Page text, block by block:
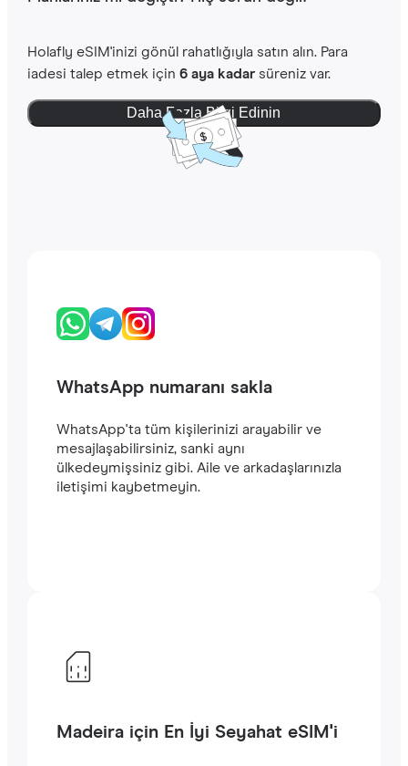
Holafly eSIM'inizi gönül rahatlığıyla satın alın. Para
iadesi talep etmek için 6 aya kadarsüreniz var.
Daha Fazla Bilgi Edinin
WhatsApp numaranı sakla
WhatsApp'ta tüm kişilerinizi arayabilir ve
mesajlaşabilirsiniz, sanki aynı
ülkedeymişsiniz gibi. Aile ve arkadaşlarınızla
iletişimi kaybetmeyin.
Madeira için En İyi Seyahat eSIM'i